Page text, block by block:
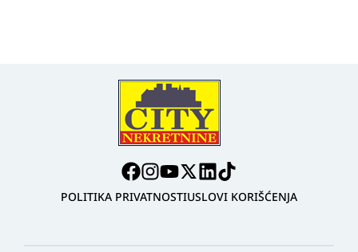
POLITIKA PRIVATNOSTIUSLOVI KORIŠĆENJA